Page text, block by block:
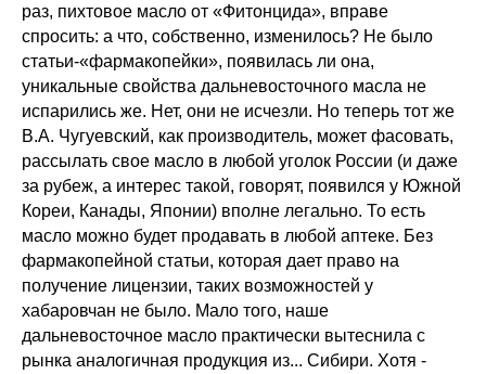
раз, пихтовое масло от «Фитонцида», вправе
спросить: а что, собственно, изменилось? Не было
статьи-«фармакопейки», появилась ли она,
уникальные свойства дальневосточного масла не
испарились же. Нет, они не исчезли. Но теперь тот же
В.А. Чугуевский, как производитель, может фасовать,
рассылать свое масло в любой уголок России (и даже
за рубеж, а интерес такой, говорят, появился у Южной
Кореи, Канады, Японии) вполне легально. То есть
масло можно будет продавать в любой аптеке. Без
фармакопейной статьи, которая дает право на
получение лицензии, таких возможностей у
хабаровчан не было. Мало того, наше
дальневосточное масло практически вытеснила с
рынка аналогичная продукция из... Сибири. Хотя -